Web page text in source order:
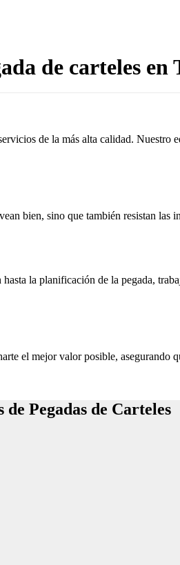
de carteles en
de la más alta calidad.
bien, sino que también resistan las
la planificación de la pegada,
el mejor valor posible, asegurando
de Pegadas de Carteles